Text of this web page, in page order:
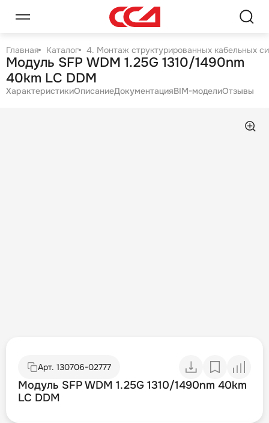
Главная Каталог 4. Монтаж структурированных кабельных
Модуль SFP WDM 1.25G 1310/1490nm
40km LC DDM
ХарактеристикиОписаниеДокументацияBIM-моделиОтзывы
Арт. 130706-02777
Модуль SFP WDM 1.25G 1310/1490nm 40km
LC DDM